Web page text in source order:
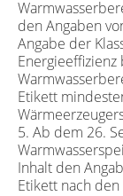
den Angaben
Angabe der
Etikett
5. Ab dem 26.
Inhalt den
Etikett nach